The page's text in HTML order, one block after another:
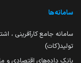
سامانه‌ها
سامانه جامع کارآفرینی ،
تولید(کات)
بانک داده‌های اقتصادی و